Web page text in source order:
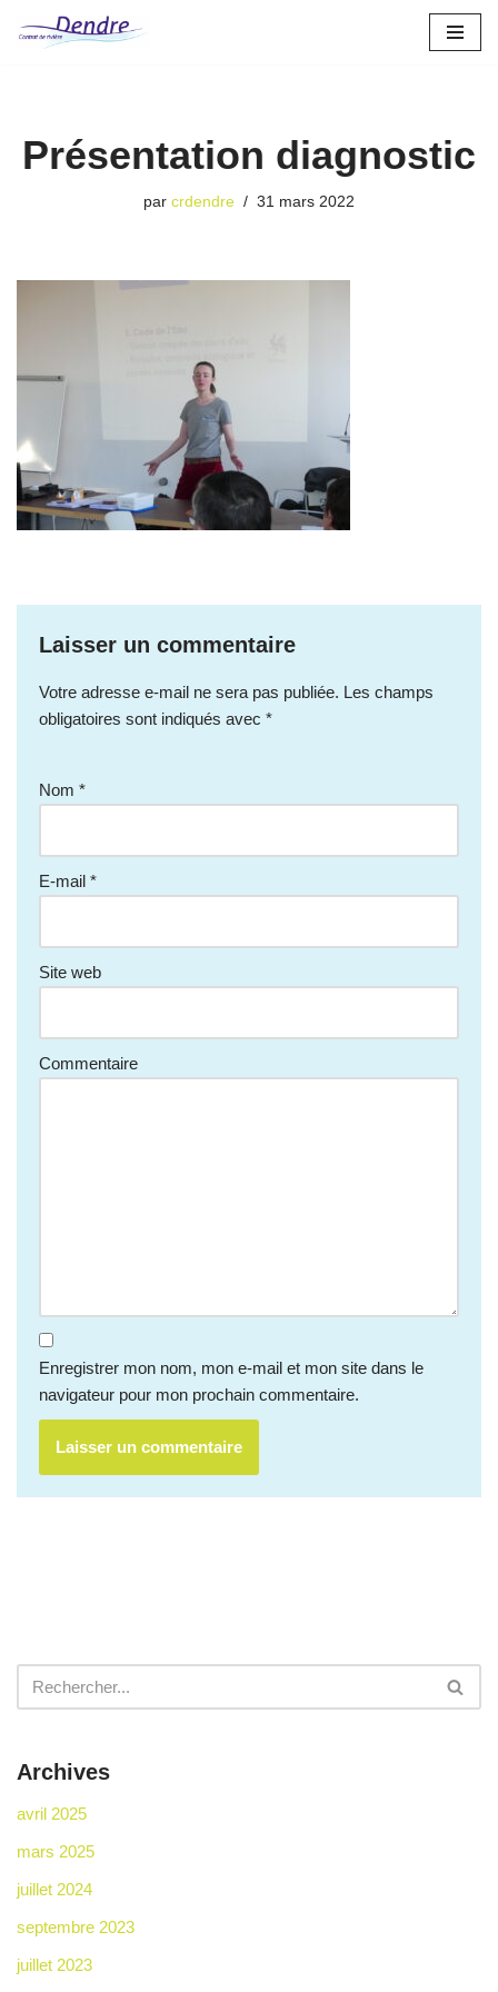
Présentation diagnostic
par crdendre 31 mars 2022
Laisser un commentaire
Votre adresse e-mail ne sera pas publiée. Les champs
obligatoires sont indiqués avec *
Nom *
E-mail *
Site web
Commentaire
Enregistrer mon nom, mon e-mail et mon site dans le
navigateur pour mon prochain commentaire.
Archives
avril 2025
mars 2025
juillet 2024
septembre 2023
juillet 2023